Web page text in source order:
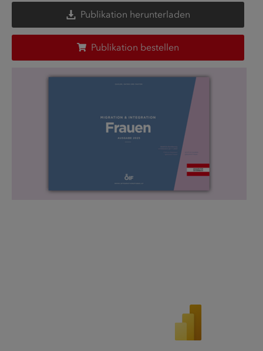
Publikation herunterladen
Publikation bestellen